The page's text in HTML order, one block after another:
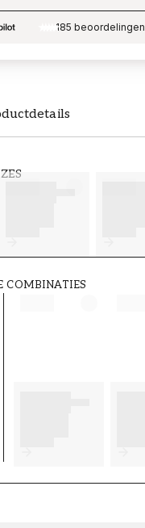
COMBINATIES
185 beoordelingen